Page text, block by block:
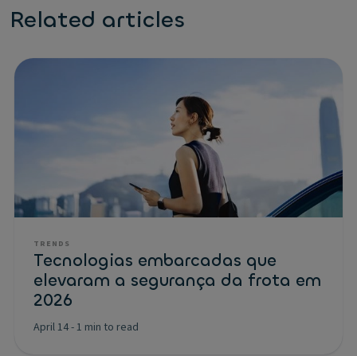
Related articles
TRENDS
Tecnologias embarcadas que
elevaram a segurança da frota em
2026
April 14- 1 min to read